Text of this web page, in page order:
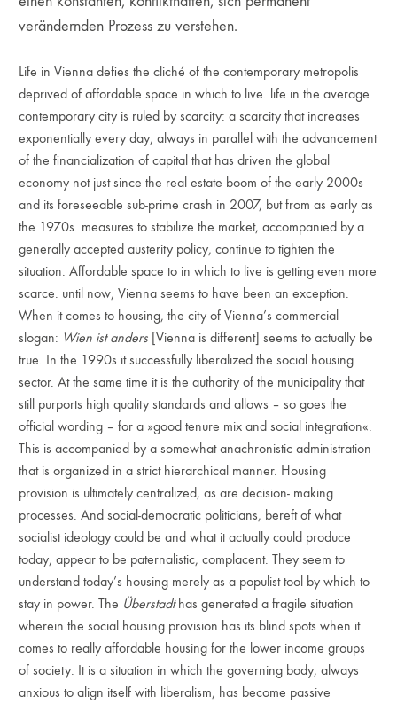
verändernden Prozess zu verstehen.
Life in Vienna defies the cliché of the contemporary metropolis
deprived of affordable space in which to live. life in the average
contemporary city is ruled by scarcity: a scarcity that increases
exponentially every day, always in parallel with the advancement
of the financialization of capital that has driven the global
economy not just since the real estate boom of the early 2000s
and its foreseeable sub-prime crash in 2007, but from as early as
the 1970s. measures to stabilize the market, accompanied by a
generally accepted austerity policy, continue to tighten the
situation. Affordable space to in which to live is getting even more
scarce. until now, Vienna seems to have been an exception.
When it comes to housing, the city of Vienna’s commercial
slogan: Wien ist anders [Vienna is different] seems to actually be
true. In the 1990s it successfully liberalized the social housing
sector. At the same time it is the authority of the municipality that
still purports high quality standards and allows – so goes the
official wording – for a »good tenure mix and social integration«.
This is accompanied by a somewhat anachronistic administration
that is organized in a strict hierarchical manner. Housing
provision is ultimately centralized, as are decision- making
processes. And social-democratic politicians, bereft of what
socialist ideology could be and what it actually could produce
today, appear to be paternalistic, complacent. They seem to
understand today’s housing merely as a populist tool by which to
stay in power. The Überstadthas generated a fragile situation
wherein the social housing provision has its blind spots when it
comes to really affordable housing for the lower income groups
of society. It is a situation in which the governing body, always
anxious to align itself with liberalism, has become passive